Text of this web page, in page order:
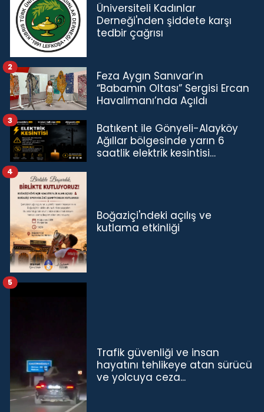
Üniversiteli Kadınlar
Derneği'nden şiddete karşı
tedbir çağrısı
Feza Aygın Sanıvar’ın
“Babamın Oltası” Sergisi Ercan
Havalimanı’nda Açıldı
2
Batıkent ile Gönyeli-Alayköy
Ağıllar bölgesinde yarın 6
saatlik elektrik kesintisi…
3
Boğaziçi'ndeki açılış ve
kutlama etkinliği
4
Trafik güvenliği ve insan
hayatını tehlikeye atan sürücü
ve yolcuya ceza...
5